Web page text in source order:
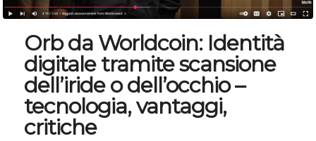
Orb da Worldcoin: Identità
digitale tramite scansione
dell’iride o dell’occhio –
tecnologia, vantaggi,
critiche